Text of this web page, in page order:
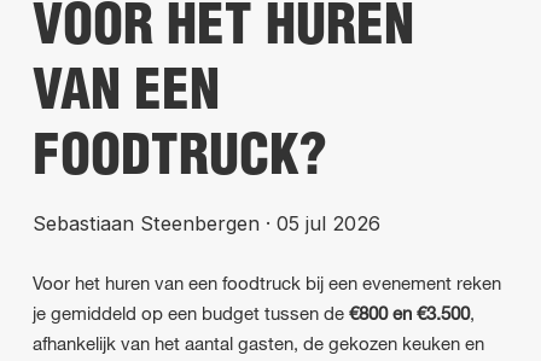
VOOR HET HUREN
VAN EEN
FOODTRUCK?
Sebastiaan Steenbergen · 05 jul 2026
Voor het huren van een foodtruck bij een evenement reken
je gemiddeld op een budget tussen de €800 en €3.500,
afhankelijk van het aantal gasten, de gekozen keuken en